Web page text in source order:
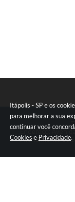
Itápolis - SP e os
para melhorar a sua
continuar você
Cookies e Privacidade.
Endereço:
Atendimento de